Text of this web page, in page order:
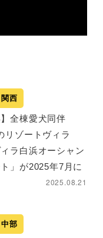
関西
】全棟愛犬同伴
リゾートヴィラ
ィラ白浜オーシャン
」が2025年7月に
2025.08.21
中部